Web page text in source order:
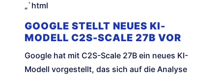
„`html
GOOGLE STELLT NEUES KI-
MODELL C2S-SCALE 27B VOR
Google hat mit C2S-Scale 27B ein neues KI-
Modell vorgestellt, das sich auf die Analyse